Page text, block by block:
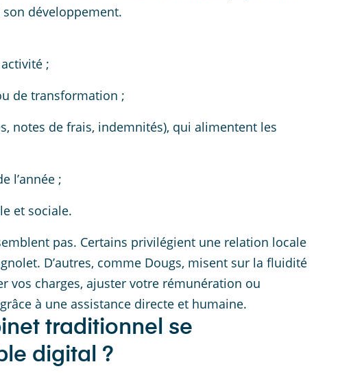
son développement.
;
de transformation ;
notes de frais, indemnités), qui alimentent les
l’année ;
et sociale.
pas. Certains privilégient une relation locale
D’autres, comme Dougs, misent sur la fluidité
vos charges, ajuster votre rémunération ou
à une assistance directe et humaine.
traditionnel se
digital ?